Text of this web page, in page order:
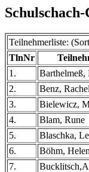
Teilnehmerliste:
TlnNr
1.
Barthelmeß,
2.
Benz, Rachel
3.
Bielewicz,
4.
Blam, Rune
5.
Blaschka,
6.
Böhm,
7.